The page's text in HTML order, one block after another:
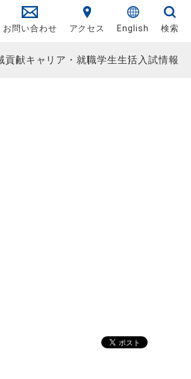
お問い合わせ アクセス English 検索
貢献キャリア・就職学生生活入試情報